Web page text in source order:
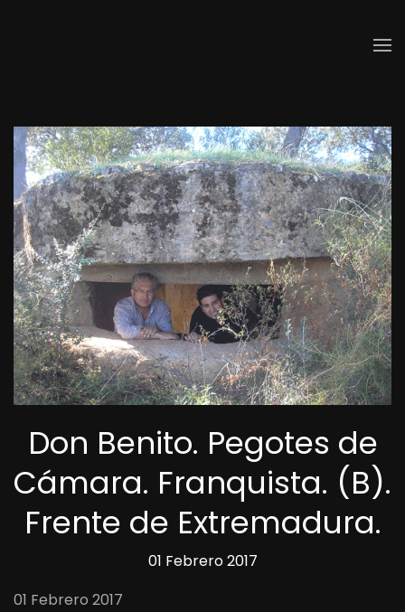
Don Benito. Pegotes de
Cámara. Franquista. (B).
Frente de Extremadura.
01 Febrero 2017
01 Febrero 2017